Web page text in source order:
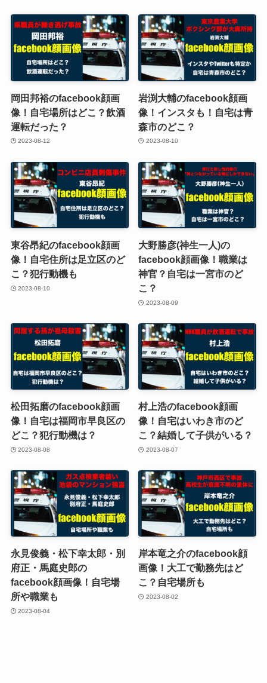
岡田邦裕のfacebook顔画
像！自宅場所はどこ？飲酒
運転だった？
2023-08-12
岩渕大輔のfacebook顔画
像！インスタも！自宅は青
森市のどこ？
2023-08-10
東谷昂紀のfacebook顔画
像！自宅住所は足立区のど
こ？犯行動機も
2023-08-10
大野勝彦(神生一人)の
facebook顔画像！職業は
神官？自宅は一宮市のど
こ？
2023-08-09
松田拓磨のfacebook顔画
像！自宅は福岡市早良区の
どこ？犯行動機は？
2023-08-08
村上浩のfacebook顔画
像！自宅はいわき市のど
こ？結婚して子供がいる？
2023-08-07
永見俊義・松下幸太郎・別
府正・馬庭史郎の
facebook顔画像！自宅場
所や職業も
2023-08-04
岸本竜之介のfacebook顔
画像！大工で勤務先はど
こ？自宅場所も
2023-08-02